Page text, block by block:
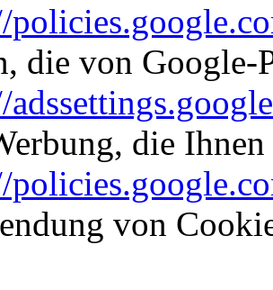
die von Google-
die
von